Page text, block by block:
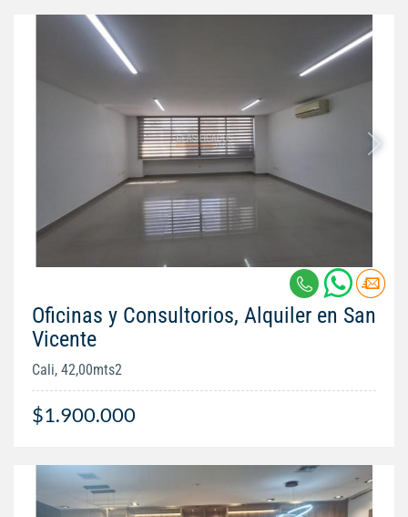
Oficinas y Consultorios, Alquiler en San
Vicente
Cali, 42,00mts2
$1.900.000